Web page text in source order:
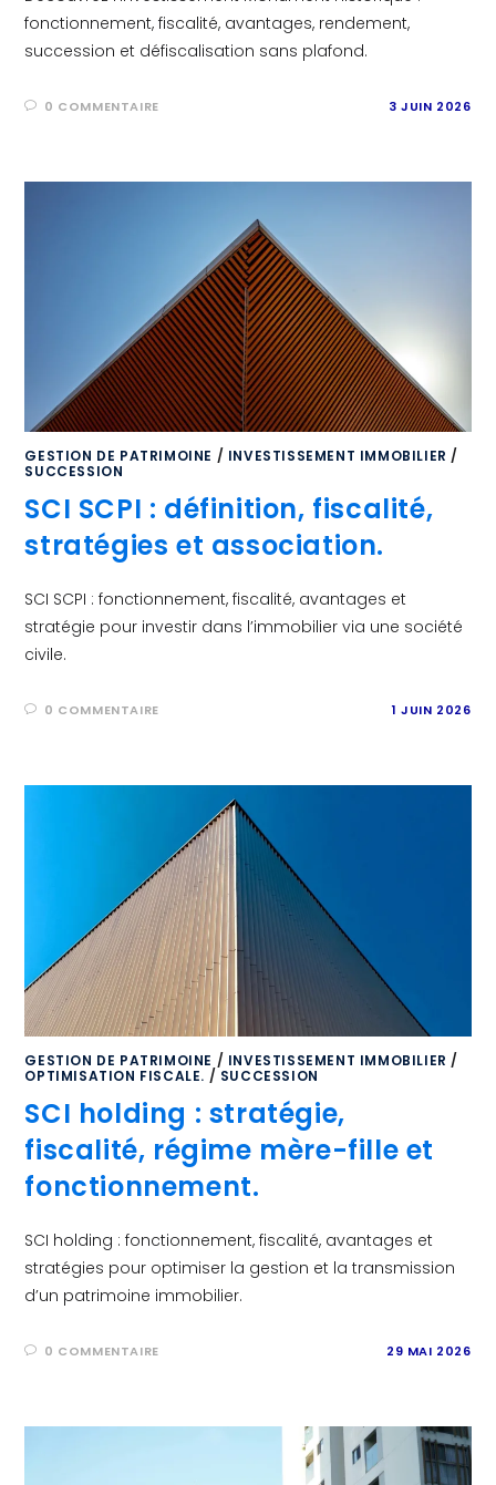
fonctionnement, fiscalité, avantages, rendement,
succession et défiscalisation sans plafond.
0 COMMENTAIRE 3 JUIN 2026
GESTION DE PATRIMOINE / INVESTISSEMENT IMMOBILIER /
SUCCESSION
SCI SCPI : définition, fiscalité,
stratégies et association.
SCI SCPI : fonctionnement, fiscalité, avantages et
stratégie pour investir dans l’immobilier via une société
civile.
0 COMMENTAIRE 1 JUIN 2026
GESTION DE PATRIMOINE / INVESTISSEMENT IMMOBILIER /
OPTIMISATION FISCALE. / SUCCESSION
SCI holding : stratégie,
fiscalité, régime mère-fille et
fonctionnement.
SCI holding : fonctionnement, fiscalité, avantages et
stratégies pour optimiser la gestion et la transmission
d’un patrimoine immobilier.
0 COMMENTAIRE 29 MAI 2026